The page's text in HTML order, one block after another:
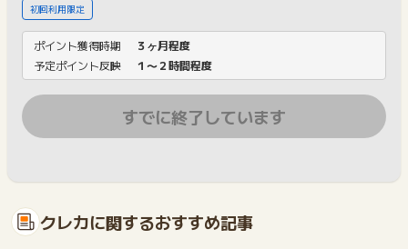
初回利用限定
ポイント獲得時期
３ヶ月程度
予定ポイント反映
１〜２時間程度
すでに終了しています
クレカに関するおすすめ記事